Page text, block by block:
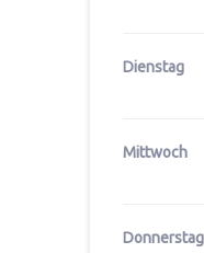
Dienstag
Mittwoch
Donnerstag